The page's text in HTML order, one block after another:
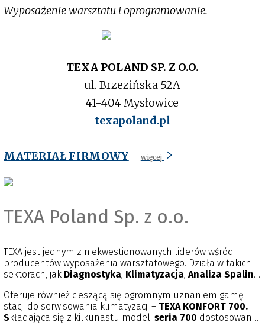
Wyposażenie warsztatu i oprogramowanie.
TEXA POLAND SP. Z O.O.
ul. Brzezińska 52A
41-404 Mysłowice
texapoland.pl
MATERIAŁ FIRMOWY więcej
TEXA Poland Sp. z o.o.
TEXA jest jednym z niekwestionowanych liderów wśród
producentów wyposażenia warsztatowego. Działa w takich
sektorach, jak Diagnostyka, Klimatyzacja, Analiza Spalin,
to, że urządzenia diagnostyczneTEXAmają obszerne
pokrycie obsługiwanych marek i modeli pojazdów, zarówno
Osobowych,Ciężarowych, Maszyn Rolniczychi
Oferuje również cieszącą się ogromnym uznaniem gamę
stacji do serwisowania klimatyzacji – TEXA KONFORT 700.
Składająca się z kilkunastu modeli seria 700 dostosowana